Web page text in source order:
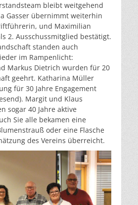
bleibt weitgehend
Gasser übernimmt weiterhin
und Maximilian
2. Ausschussmitglied bestätigt.
standen auch
im Rampenlicht:
Markus Dietrich wurden für 20
geehrt. Katharina Müller
für 30 Jahre Engagement
Margit und Klaus
sogar 40 Jahre aktive
Sie alle bekamen eine
oder eine Flasche
des Vereins überreicht.